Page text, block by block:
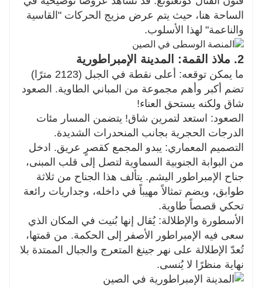
الساحة هنا، حيث يتم عرض مزيج الحركات "القاسية
والناعمة" لهذا الأسلوب.
2. ملاذ القمة: المدينة الإمبراطورية
ما يمكن توقعه: أعلى نقطة في الجبل (2123 مترًا)
تضم أكبر وأهم مجموعة من المباني الطاوية. الصعود
شاق ولكنه يستحق العناء!
الصعود: استعد لتمرين شاق! يتضمن المسار مئات
الدرجات الحجرية بجانب المنحدرات الشديدة.
التصميم المعماري: يبدو المجمع كقصرٍ عريق. ادخل
من البوابة الجنوبية السماوية لتصل إلى قلب المبنى،
جناح الإمبراطور اليشم. يتألف هذا الجناح من ثلاثة
طوابق، ويضم تمثالاً مهيباً في داخله، وجداريات رائعة
تحكي قصصاً طاوية.
الأسطورة والإطلالة: يُقال إنها بُنيت في المكان الذي
سعى فيه الإمبراطور الأصفر إلى الحكمة. من قمتها،
تُعدّ الإطلالة على نهر جينغ المتعرج والجبال الممتدة بلا
نهاية منظرًا لا يُنسى.